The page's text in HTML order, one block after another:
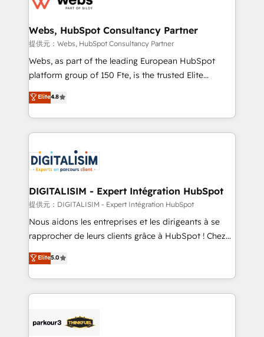
and build using HubSpot 🔌 Integrating HubSpot
with other systems 🎓 Training your teams to be
HubSpot pros 📊 Lead generation services using
HubSpot Why us? - SIX HubSpot Accreditations -
CRM, Solutions Architecture, Onboarding , Data
Migration, Custom Integration & Platform
team of 25+ experts Contact us today to help you
get more from your investment in HubSpot.
Webs, HubSpot Consultancy Partner
提供元：Webs, HubSpot Consultancy Partner
Webs, as part of the leading European HubSpot
platform group of 150 Fte, is the trusted Elite
HubSpot CRM Partner offering you a roadmap on
maximizing EBITDA and achieving Commercial
Excellence. With our targeted processes, we
strengthen your digital transformation and minimize
Implementation partner, we provide expertise to
drive your business forward. Since 2015 we are fully
dedicated to HubSpot and with an experienced
team (50+), we work with reputable companies in
B2B sectors such as manufacturing, SaaS and
business services. We prepare a customized
impact of your digital transformation, including a
detailed financial rationale with a focus on ROI and
embark on a transformational journey that sets your
business up for long-term success. Unlock your
Elite4.8
DIGITALISIM - Expert Intégration HubSpot
提供元：DIGITALISIM - Expert Intégration HubSpot
Nous aidons les entreprises et les dirigeants à se
rapprocher de leurs clients grâce à HubSpot ! Chez
DIGITALISIM, nous avons l'intime conviction que la
réussite des entreprises passe par l’innovation web,
le marketing digital, et la relation client ! C'est
pourquoi, nos experts sont à la fois capables de
référencement, votre stratégie digitale et le pilotage
Elite5.0